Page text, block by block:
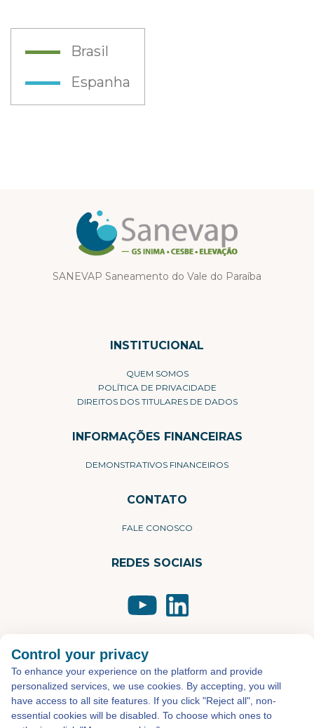
Brasil
Espanha
SANEVAP Saneamento do Vale do Paraíba
INSTITUCIONAL
QUEM SOMOS
POLÍTICA DE PRIVACIDADE
DIREITOS DOS TITULARES DE DADOS
INFORMAÇÕES FINANCEIRAS
DEMONSTRATIVOS FINANCEIROS
CONTATO
FALE CONOSCO
REDES SOCIAIS
©2026 - Todos os direitos reservados
Desenvolvido por Atual Interativa